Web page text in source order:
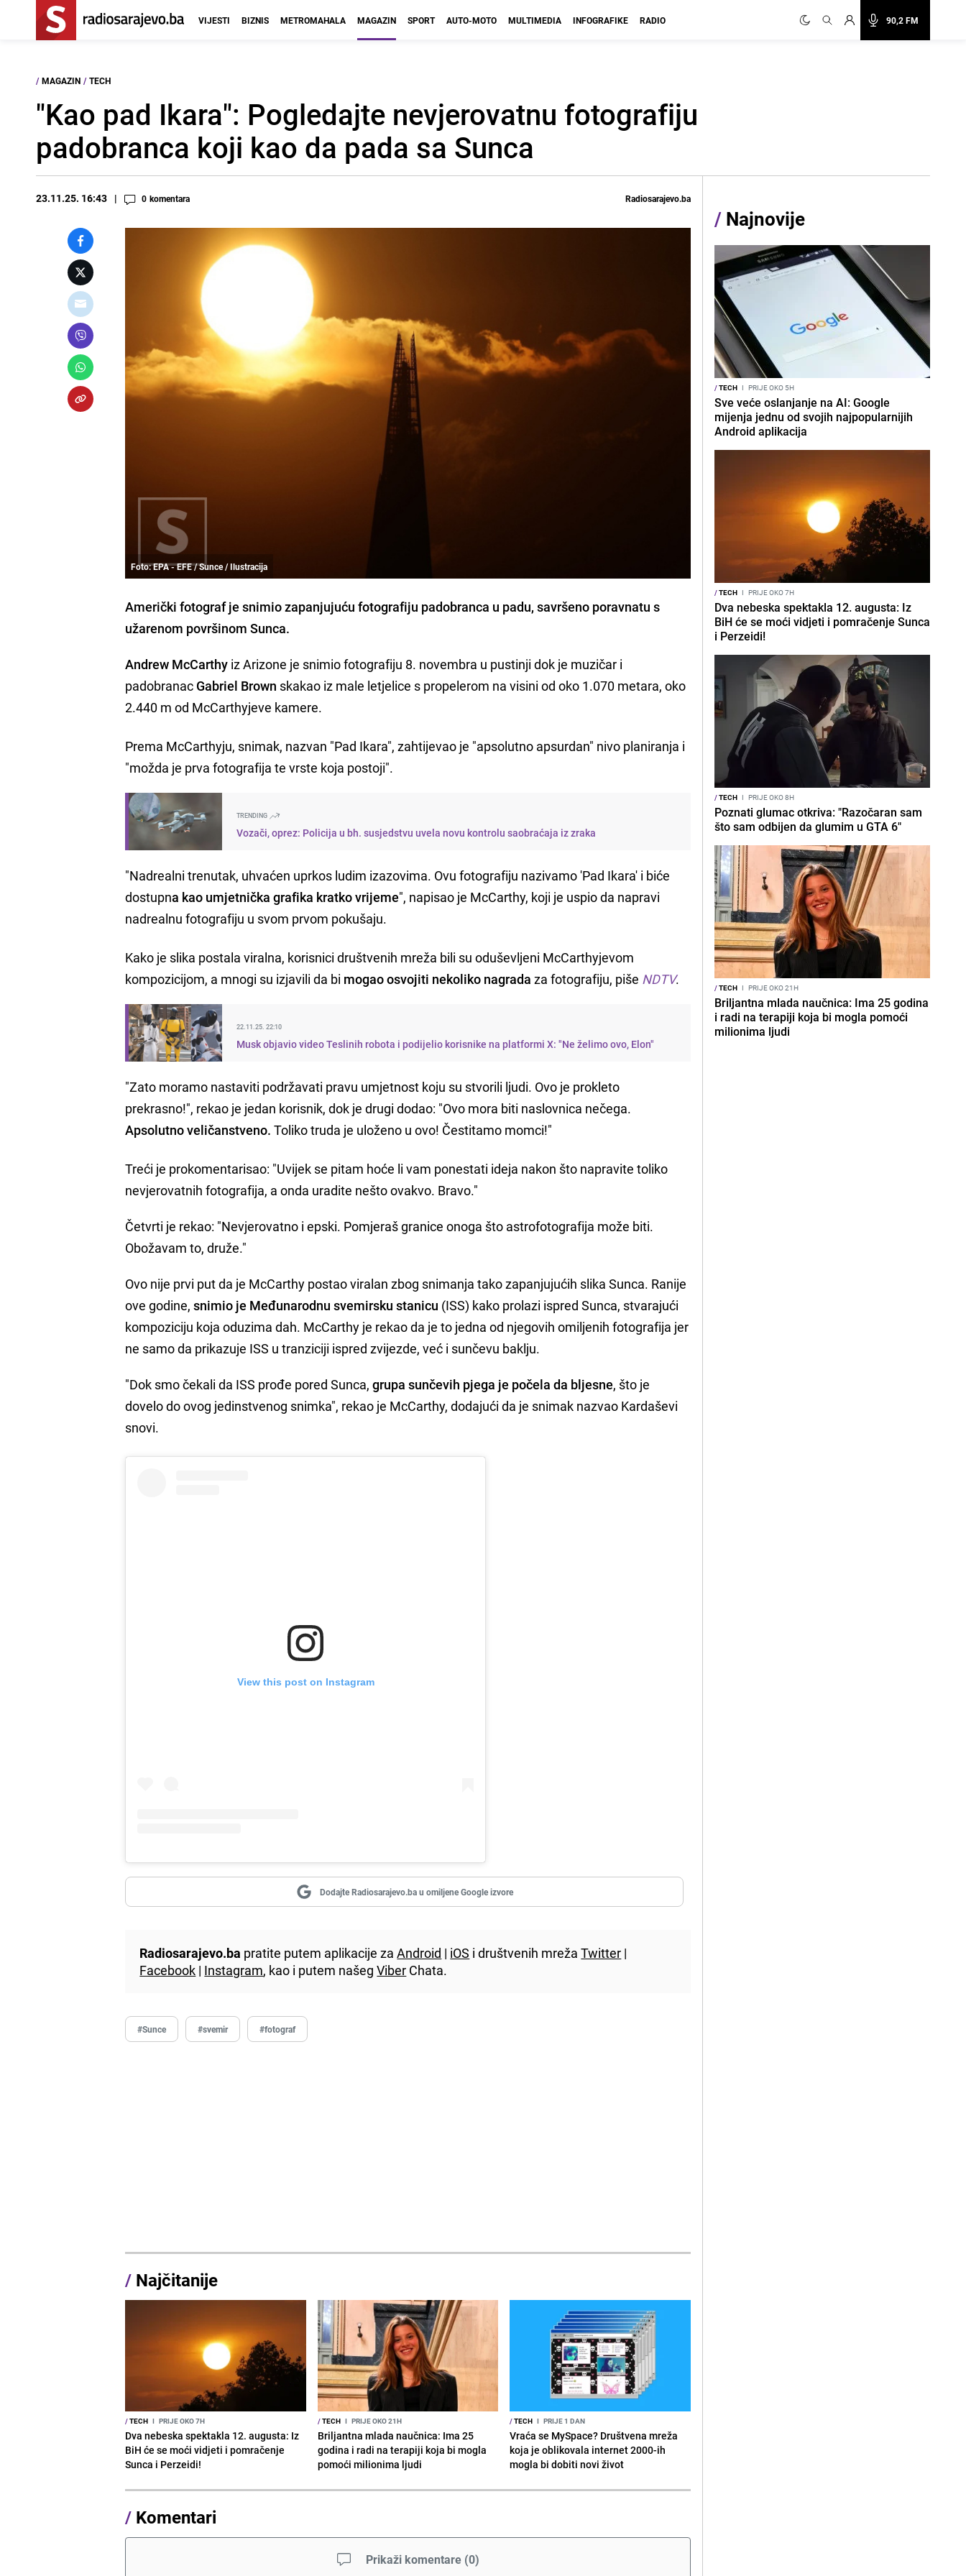
90,2 FM
VIJESTI BIZNIS METROMAHALA MAGAZIN SPORT AUTO-MOTO MULTIMEDIA INFOGRAFIKE RADIO
/ MAGAZIN / TECH
"Kao pad Ikara": Pogledajte nevjerovatnu fotografiju
padobranca koji kao da pada sa Sunca
23.11.25. 16:43 0 komentara Radiosarajevo.ba
Foto: EPA - EFE / Sunce / Ilustracija
Američki fotograf je snimio zapanjujuću fotografiju padobranca u padu, savršeno poravnatu s
užarenom površinom Sunca.
Andrew McCarthy iz Arizone je snimio fotografiju 8. novembra u pustinji dok je muzičar i
padobranac Gabriel Brown skakao iz male letjelice s propelerom na visini od oko 1.070 metara, oko
2.440 m od McCarthyjeve kamere.
Prema McCarthyju, snimak, nazvan "Pad Ikara", zahtijevao je "apsolutno apsurdan" nivo planiranja i
"možda je prva fotografija te vrste koja postoji".
TRENDING
Vozači, oprez: Policija u bh. susjedstvu uvela novu kontrolu saobraćaja iz zraka
"Nadrealni trenutak, uhvaćen uprkos ludim izazovima. Ovu fotografiju nazivamo 'Pad Ikara' i biće
dostupna kao umjetnička grafika kratko vrijeme", napisao je McCarthy, koji je uspio da napravi
nadrealnu fotografiju u svom prvom pokušaju.
Kako je slika postala viralna, korisnici društvenih mreža bili su oduševljeni McCarthyjevom
kompozicijom, a mnogi su izjavili da bi mogao osvojiti nekoliko nagrada za fotografiju, piše NDTV.
22.11.25. 22:10
Musk objavio video Teslinih robota i podijelio korisnike na platformi X: "Ne želimo ovo, Elon"
"Zato moramo nastaviti podržavati pravu umjetnost koju su stvorili ljudi. Ovo je prokleto
prekrasno!", rekao je jedan korisnik, dok je drugi dodao: "Ovo mora biti naslovnica nečega.
Apsolutno veličanstveno. Toliko truda je uloženo u ovo! Čestitamo momci!"
Treći je prokomentarisao: "Uvijek se pitam hoće li vam ponestati ideja nakon što napravite toliko
nevjerovatnih fotografija, a onda uradite nešto ovakvo. Bravo."
Četvrti je rekao: "Nevjerovatno i epski. Pomjeraš granice onoga što astrofotografija može biti.
Obožavam to, druže."
Ovo nije prvi put da je McCarthy postao viralan zbog snimanja tako zapanjujućih slika Sunca. Ranije
ove godine,snimio je Međunarodnu svemirsku stanicu (ISS) kako prolazi ispred Sunca, stvarajući
kompoziciju koja oduzima dah. McCarthy je rekao da je to jedna od njegovih omiljenih fotografija jer
ne samo da prikazuje ISS u tranziciji ispred zvijezde, već i sunčevu baklju.
"Dok smo čekali da ISS prođe pored Sunca, grupa sunčevih pjega je počela da bljesne, što je
dovelo do ovog jedinstvenog snimka", rekao je McCarthy, dodajući da je snimak nazvao Kardaševi
snovi.
View this post on Instagram
Dodajte Radiosarajevo.ba u omiljene Google izvore
Radiosarajevo.ba pratite putem aplikacije zaAndroid | iOS i društvenih mrežaTwitter |
Facebook | Instagram, kao i putem našegViber Chata.
#Sunce #svemir #fotograf
/ Najčitanije
/TECH I PRIJE OKO 7H
Dva nebeska spektakla 12. augusta: Iz
BiH će se moći vidjeti i pomračenje
Sunca i Perzeidi!
/TECH I PRIJE OKO 21H
Briljantna mlada naučnica: Ima 25
godina i radi na terapiji koja bi mogla
pomoći milionima ljudi
/TECH I PRIJE 1 DAN
Vraća se MySpace? Društvena mreža
koja je oblikovala internet 2000-ih
mogla bi dobiti novi život
/ Komentari
Prikaži komentare (0)
/ Najnovije
/TECH I PRIJE OKO 5H
Sve veće oslanjanje na AI: Google
mijenja jednu od svojih najpopularnijih
Android aplikacija
/TECH I PRIJE OKO 7H
Dva nebeska spektakla 12. augusta: Iz
BiH će se moći vidjeti i pomračenje Sunca
i Perzeidi!
/TECH I PRIJE OKO 8H
Poznati glumac otkriva: "Razočaran sam
što sam odbijen da glumim u GTA 6"
/TECH I PRIJE OKO 21H
Briljantna mlada naučnica: Ima 25 godina
i radi na terapiji koja bi mogla pomoći
milionima ljudi